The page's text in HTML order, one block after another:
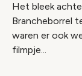
Het bleek
Brancheborrel
waren er ook
filmpje...